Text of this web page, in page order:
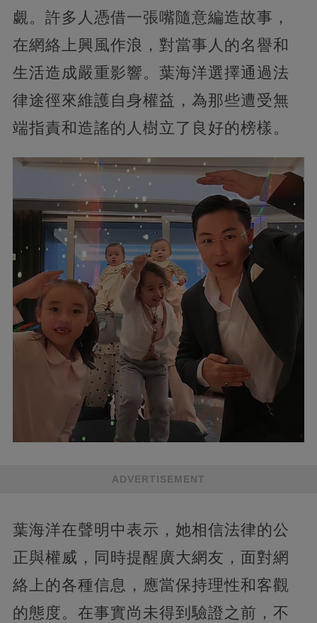
覷。許多人憑借一張嘴隨意編造故事，
在網絡上興風作浪，對當事人的名譽和
生活造成嚴重影響。葉海洋選擇通過法
律途徑來維護自身權益，為那些遭受無
端指責和造謠的人樹立了良好的榜樣。
ADVERTISEMENT
葉海洋在聲明中表示，她相信法律的公
正與權威，同時提醒廣大網友，面對網
絡上的各種信息，應當保持理性和客觀
的態度。在事實尚未得到驗證之前，不